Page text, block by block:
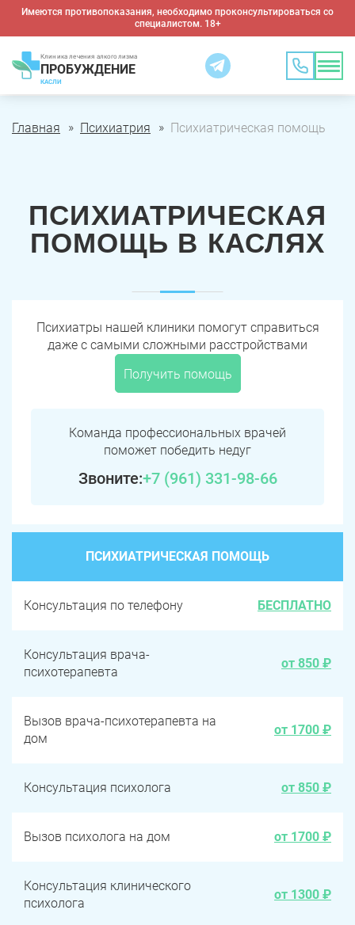
Имеются противопоказания, необходимо проконсультироваться со
специалистом. 18+
Клиника лечения алкоголизма
ПРОБУЖДЕНИЕ
КАСЛИ
Главная Психиатрия Психиатрическая помощь
ПСИХИАТРИЧЕСКАЯ
ПОМОЩЬ В КАСЛЯХ
Психиатры нашей клиники помогут справиться
даже с самыми сложными расстройствами
Получить помощь
Команда профессиональных врачей
поможет победить недуг
Звоните:+7 (961) 331-98-66
ПСИХИАТРИЧЕСКАЯ ПОМОЩЬ
Консультация по телефону БЕСПЛАТНО
Консультация врача-
психотерапевта
от 850 ₽
Вызов врача-психотерапевта на
дом
от 1700 ₽
Консультация психолога от 850 ₽
Вызов психолога на дом от 1700 ₽
Консультация клинического
психолога
от 1300 ₽